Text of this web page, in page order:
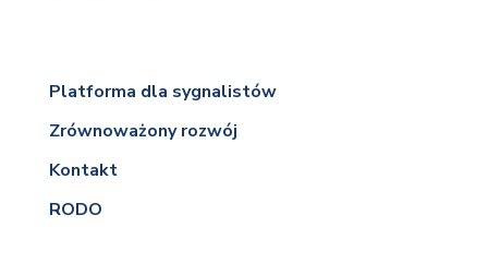
Platforma dla sygnalistów
Zrównoważony rozwój
Kontakt
RODO